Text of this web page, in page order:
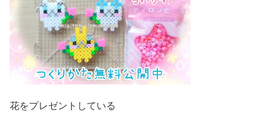
花をプレゼントしている